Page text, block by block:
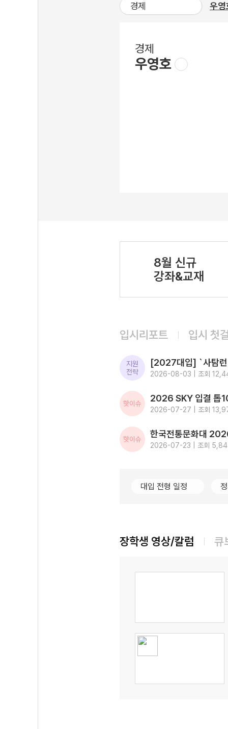
경제 우영
경제
우영호
8월 신규
강좌&교재
입시리포트 입시 첫
지원
전략
2026-08-03 | 조회
핫이슈
2026-07-27 | 조회
핫이슈
2026-07-23 | 조회
대입 전형 일정
장학생 영상/칼럼 큐